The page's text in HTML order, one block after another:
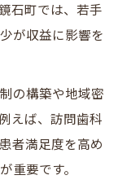
石町では、若手
が収益に影響を
の構築や地域密
えば、訪問歯科
者満足度を高め
重要です。